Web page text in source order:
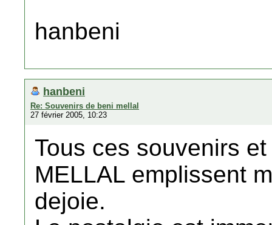
hanbeni
hanbeni
Re: Souvenirs de beni mellal
27 février 2005, 10:23
Tous ces souvenirs
MELLAL emplissent
dejoie.